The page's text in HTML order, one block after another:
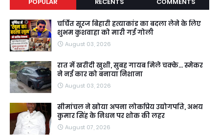
चर्चित सूरज बिहारी हत्याकांड का बदला लेने के लिए
शुभम कुशवाहा को मारी गई गोली
August 03, 2026
रात में खरीदी खुशी, सुबह गायब मिले चक्के... स्मेकर
ने नई कार को बनाया निशाना
August 03, 2026
सीमांचल ने खोया अपना लोकप्रिय उद्योगपति, अभय
कुमार सिंह के निधन पर शोक की लहर
August 07, 2026